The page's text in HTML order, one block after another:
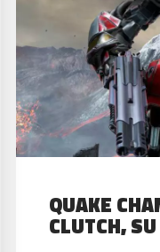
QUAKE
CLUTCH,